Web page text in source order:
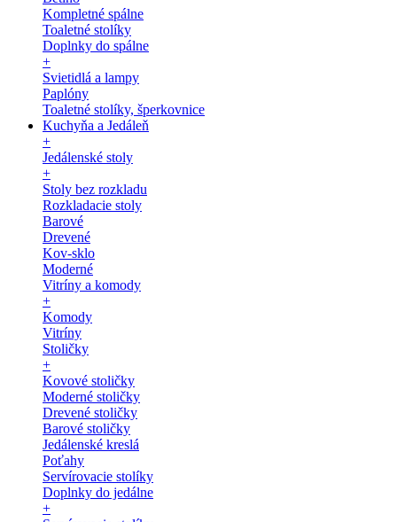
Kompletné spálne
Toaletné stolíky
Doplnky do spálne
+
Svietidlá a lampy
Paplóny
Toaletné stolíky, šperkovnice
Kuchyňa a Jedáleň
+
Jedálenské stoly
+
Stoly bez rozkladu
Rozkladacie stoly
Barové
Drevené
Kov-sklo
Moderné
Vitríny a komody
+
Komody
Vitríny
Stoličky
+
Kovové stoličky
Moderné stoličky
Drevené stoličky
Barové stoličky
Jedálenské kreslá
Poťahy
Servírovacie stolíky
Doplnky do jedálne
+